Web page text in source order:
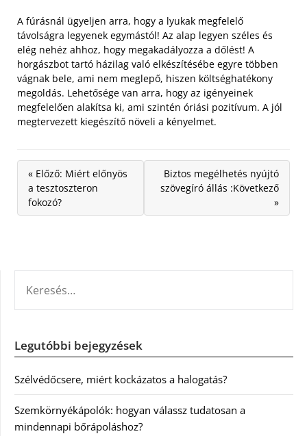
A fúrásnál ügyeljen arra, hogy a lyukak megfelelő
távolságra legyenek egymástól! Az alap legyen széles és
elég nehéz ahhoz, hogy megakadályozza a dőlést! A
horgászbot tartó házilag való elkészítésébe egyre többen
vágnak bele, ami nem meglepő, hiszen költséghatékony
megoldás. Lehetősége van arra, hogy az igényeinek
megfelelően alakítsa ki, ami szintén óriási pozitívum. A jól
megtervezett kiegészítő növeli a kényelmet.
« Előző: Miért előnyös
a tesztoszteron
fokozó?
Biztos megélhetés nyújtó
szövegíró állás :Következő
»
Legutóbbi bejegyzések
Szélvédőcsere, miért kockázatos a halogatás?
Szemkörnyékápolók: hogyan válassz tudatosan a
mindennapi bőrápoláshoz?